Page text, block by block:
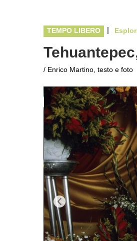
TEMPO LIBERO |
/ Enrico Martino, testo e foto